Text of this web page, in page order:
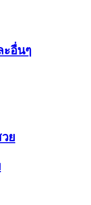
ะอื่นๆ
ย